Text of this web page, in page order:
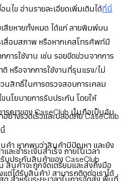
นไข อ่านรายละเอียดเพิ่มเติมได้ที่นี่
สียหายทั้งหมด ได้แก่ ลายพิมพ์บน
สื่อมสภาพ หรือหากเคสโทรศัพท์มี
การใช้งาน เช่น รอยขีดข่วนจากการ
หรือจากการใช้งานที่รุนแรง/ไม่
วนสิทธิ์ในการตรวจสอบการเคลม
นโยบายการรับประกัน โดยให้
รณาของ CaseClub นั้นถือเป็นอัน
ค้า หากพบว่าสินค้ามีปัญหา และยัง
รับประกันสินค้าของ CaseClub
ต่ได้รับสินค้า) สามารถติดต่อเราได้
ย่างรวดเร็วและปลอดภัย CaseClub
ะชำระเงินสำเร็จ ภายในเวลา
สินค้าจะถูกจัดเตรียมและส่งถึงมือ